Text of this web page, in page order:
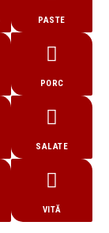
PASTE
PORC
SALATE
VITĂ